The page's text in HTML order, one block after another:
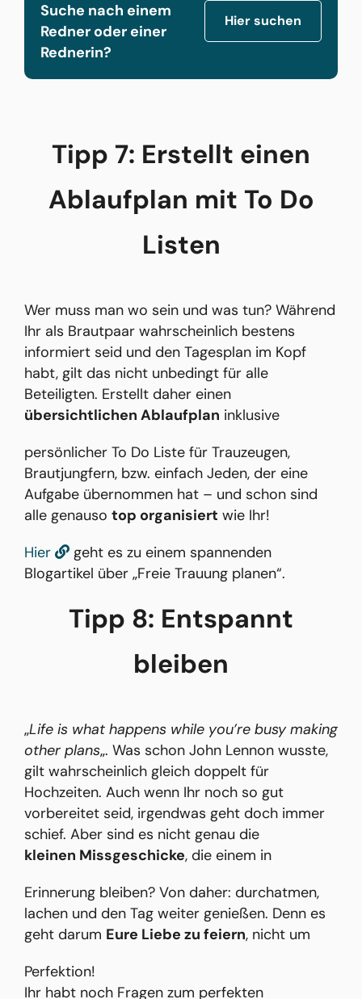
Suche nach einem
Redner oder einer
Rednerin?
Hier suchen
Tipp 7: Erstellt einen
Ablaufplan mit To Do
Listen
Wer muss man wo sein und was tun? Während
Ihr als Brautpaar wahrscheinlich bestens
informiert seid und den Tagesplan im Kopf
habt, gilt das nicht unbedingt für alle
Beteiligten. Erstellt daher einen
übersichtlichen Ablaufplan inklusive
persönlicher To Do Liste für Trauzeugen,
Brautjungfern, bzw. einfach Jeden, der eine
Aufgabe übernommen hat – und schon sind
alle genauso top organisiert wie Ihr!
Hier
geht es zu einem spannenden
Blogartikel über „Freie Trauung planen“.
Tipp 8: Entspannt
bleiben
„Life is what happens while you’re busy making
other plans„. Was schon John Lennon wusste,
gilt wahrscheinlich gleich doppelt für
Hochzeiten. Auch wenn Ihr noch so gut
vorbereitet seid, irgendwas geht doch immer
schief. Aber sind es nicht genau die
kleinen Missgeschicke, die einem in
Erinnerung bleiben? Von daher: durchatmen,
lachen und den Tag weiter genießen. Denn es
geht darum Eure Liebe zu feiern, nicht um
Perfektion!
Ihr habt noch Fragen zum perfekten